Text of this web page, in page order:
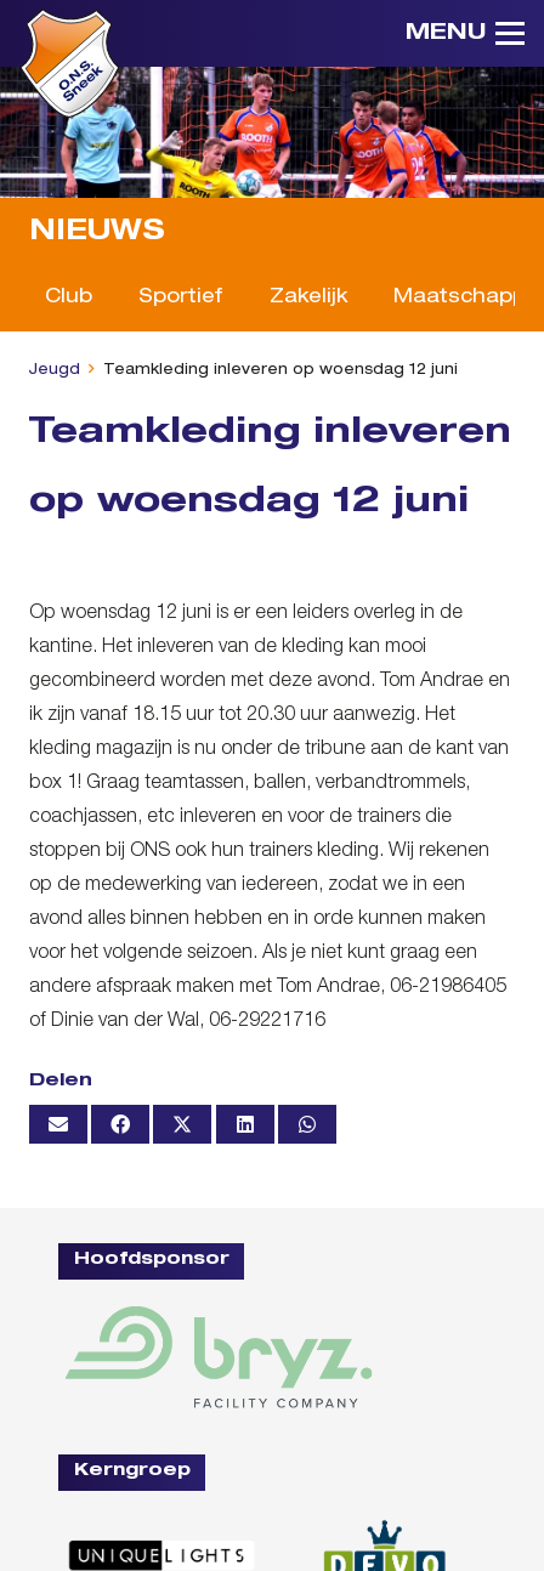
MENU
NIEUWS
Club Sportief Zakelijk
Jeugd Teamkleding inleveren op woensdag 12 juni
Teamkleding inleveren
op woensdag 12 juni
Op woensdag 12 juni is er een leiders overleg in de
kantine. Het inleveren van de kleding kan mooi
gecombineerd worden met deze avond. Tom Andrae en
ik zijn vanaf 18.15 uur tot 20.30 uur aanwezig. Het
kleding magazijn is nu onder de tribune aan de kant van
box 1! Graag teamtassen, ballen, verbandtrommels,
coachjassen, etc inleveren en voor de trainers die
stoppen bij ONS ook hun trainers kleding. Wij rekenen
op de medewerking van iedereen, zodat we in een
avond alles binnen hebben en in orde kunnen maken
voor het volgende seizoen. Als je niet kunt graag een
andere afspraak maken met Tom Andrae, 06-21986405
of Dinie van der Wal, 06-29221716
Delen
Hoofdsponsor
Kerngroep